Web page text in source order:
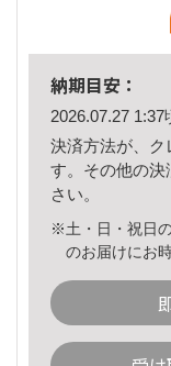
納期目安：
2026.07.27 1:37
決済方法が、ク
す。その他の決
さい。
※土・日・祝日
のお届けにお